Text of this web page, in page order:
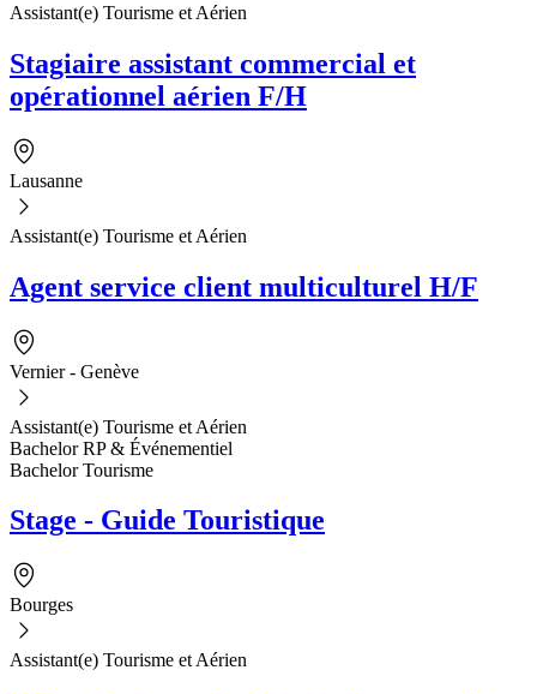
Assistant(e) Tourisme et Aérien
Stagiaire assistant commercial et
opérationnel aérien F/H
Lausanne
Assistant(e) Tourisme et Aérien
Agent service client multiculturel H/F
Vernier - Genève
Assistant(e) Tourisme et Aérien
Bachelor RP & Événementiel
Bachelor Tourisme
Stage - Guide Touristique
Bourges
Assistant(e) Tourisme et Aérien